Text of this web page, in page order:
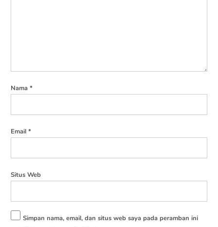
Nama*
Email*
Situs Web
Simpan nama, email, dan situs web saya pada peramban ini